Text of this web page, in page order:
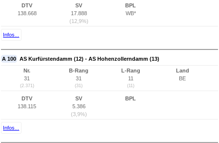
DTV
138.668
SV
17.888
(12,9%)
BPL
WB*
Infos...
A 100 AS Kurfürstendamm (12) - AS Hohenzollerndamm (13)
Nr.
31
(2.371)
B-Rang
31
(31)
L-Rang
11
(11)
Land
BE
DTV
138.115
SV
5.386
(3,9%)
BPL
Infos...